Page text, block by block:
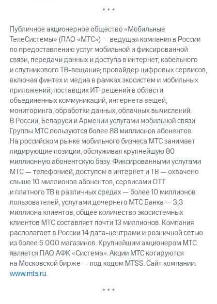
* * *
Публичное акционерное общество «Мобильные
ТелеСистемы» (ПАО «МТС») — ведущая компания в России
по предоставлению услуг мобильной и фиксированной
связи, передачи данных и доступа в интернет, кабельного
и спутникового ТВ-вещания; провайдер цифровых сервисов,
включая финтех и медиа в рамках экосистем и мобильных
приложений; поставщик ИТ-решений в области
объединенных коммуникаций, интернета вещей,
мониторинга, обработки данных, облачных вычислений.
В России, Беларуси и Армении услугами мобильной связи
Группы МТС пользуются более 88 миллионов абонентов.
На российском рынке мобильного бизнеса МТС занимает
лидирующие позиции, обслуживая крупнейшую 80-
миллионную абонентскую базу. Фиксированными услугами
МТС — телефонией, доступом в интернет и ТВ — охвачено
свыше 10 миллионов абонентов, сервисами OTT
и платного ТВ в различных средах — более 10 миллионов
пользователей, услугами дочернего МТС Банка — 3,3
миллиона клиентов, общее количество экосистемных
клиентов МТС составляет почти 13 миллионов. Компания
располагает в России 14 дата-центрами и розничной сетью
из более 5 000 магазинов. Крупнейшим акционером МТС
является ПАО АФК «Система». Акции МТС котируются
на Московской бирже — под кодом MTSS. Сайт компании:
www.mts.ru.
* * *